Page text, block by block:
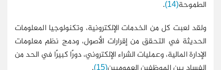
الطموحة(14)
.
ولقد لعبت كل من الخدمات الإلكترونية، وتكنولوجيا المعلومات
الحديثة في التحقق من إقرارات الأصول، ودمج نظم معلومات
الإدارة المالية، وعمليات الشراء الإلكتروني، دورًا كبيرًا في الحد من
الفساد بين الموظفين العموميين(15)
.